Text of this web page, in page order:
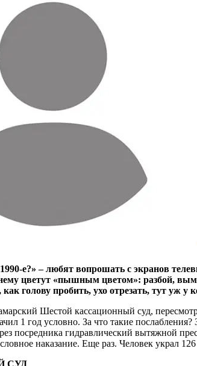
е?» – любят вопрошать с экранов
цветут «пышным цветом»: разбой,
голову пробить, ухо отрезать, тут уж у
Шестой кассационный суд,
1 год условно. За что такие
посредника гидравлический вытяжной
наказание. Еще раз. Человек украл